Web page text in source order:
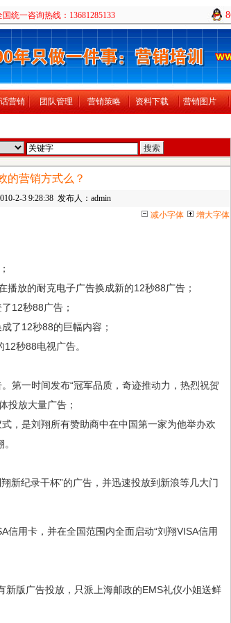
国统一咨询热线：13681285133
营销 团队管理 营销策略 资料下载 营销图片
的营销方式么？
2-3 9:28:38 发布人：admin
减小字体
增大字体
放的耐克电子广告换成新的12秒88广告；
12秒88广告；
了12秒88的巨幅内容；
秒88电视广告。
第一时间发布“冠军品质，奇迹推动力，热烈祝贺
投放大量广告；
，是刘翔所有赞助商中在中国第一家为他举办欢
新纪录干杯”的广告，并迅速投放到新浪等几大门
用卡，并在全国范围内全面启动“刘翔VISA信用
版广告投放，只派上海邮政的EMS礼仪小姐送鲜